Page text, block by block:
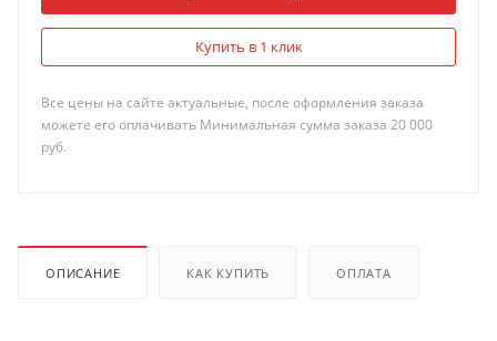
Купить в 1 клик
Все цены на сайте актуальные, после оформления заказа
можете его оплачивать Минимальная сумма заказа 20 000
руб.
ОПИСАНИЕ КАК КУПИТЬ ОПЛАТА